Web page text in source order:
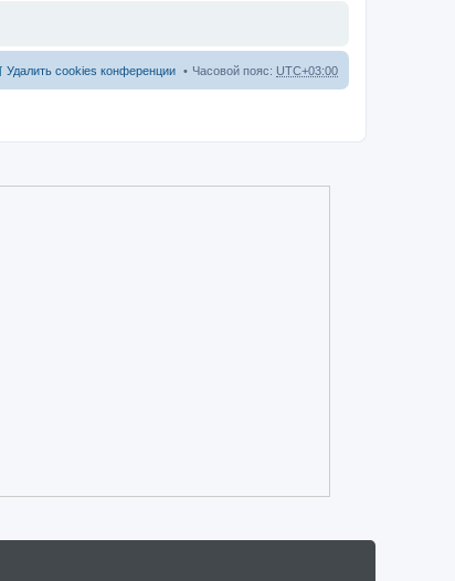
Часовой пояс: UTC+03:00
Удалить cookies конференции